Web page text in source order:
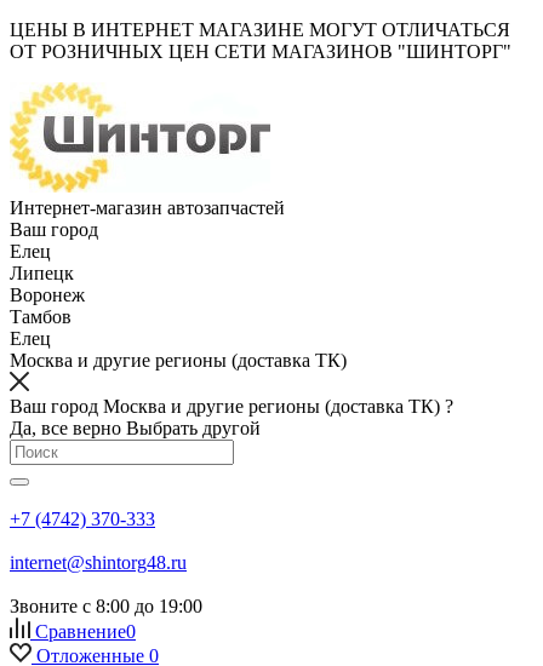
ЦЕНЫ В ИНТЕРНЕТ МАГАЗИНЕ МОГУТ ОТЛИЧАТЬСЯ
ОТ РОЗНИЧНЫХ ЦЕН СЕТИ МАГАЗИНОВ "ШИНТОРГ"
Интернет-магазин автозапчастей
Ваш город
Елец
Липецк
Воронеж
Тамбов
Елец
Москва и другие регионы (доставка ТК)
Ваш город Москва и другие регионы (доставка ТК) ?
Да, все верно Выбрать другой
+7 (4742) 370-333
internet@shintorg48.ru
Звоните с 8:00 до 19:00
Сравнение0
Отложенные 0